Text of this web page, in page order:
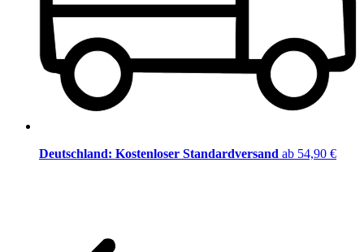
Deutschland: Kostenloser Standardversand ab 54,90 €